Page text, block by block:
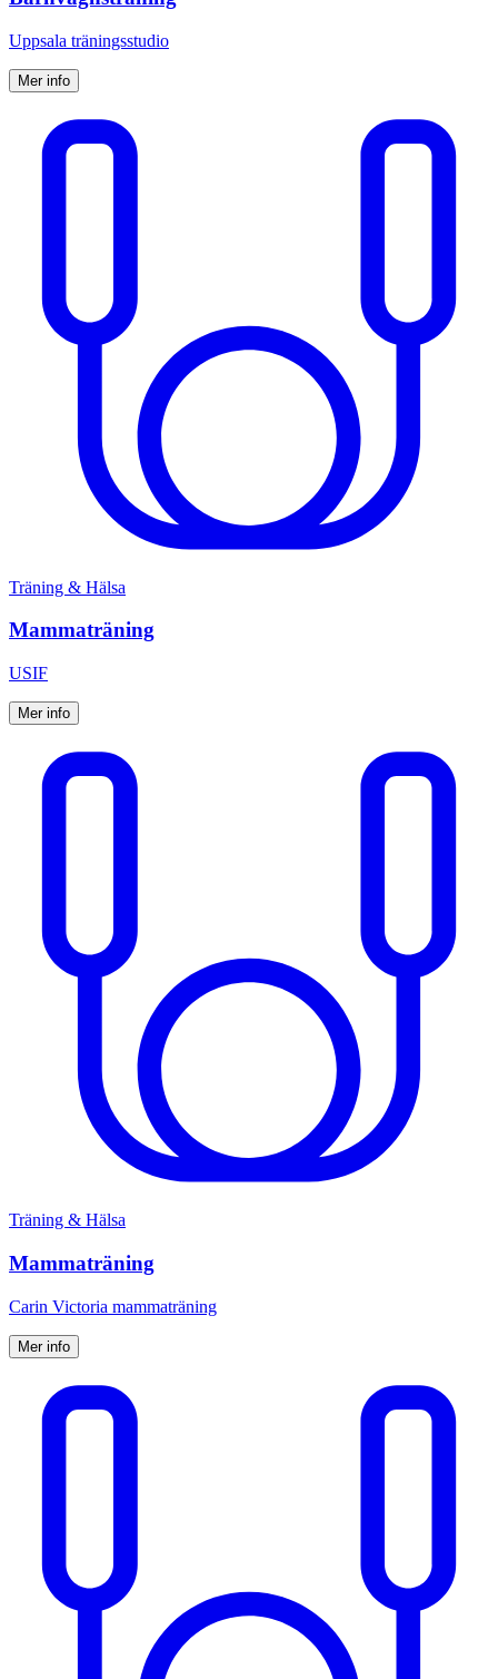
Uppsala träningsstudio
Mer info
Träning & Hälsa
Mammaträning
USIF
Mer info
Träning & Hälsa
Mammaträning
Carin Victoria mammaträning
Mer info